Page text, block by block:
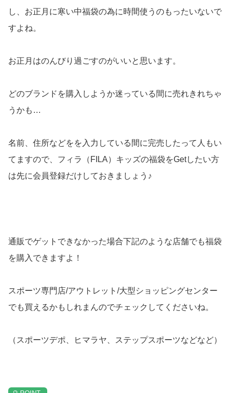
し、お正月に寒い中福袋の為に時間使うのもったいないで
すよね。
お正月はのんびり過ごすのがいいと思います。
どのブランドを購入しようか迷っている間に売れきれちゃ
うかも…
名前、住所などをを入力している間に完売したって人もい
てますので、フィラ（FILA）キッズの福袋をGetしたい方
は先に会員登録だけしておきましょう♪
通販でゲットできなかった場合下記のような店舗でも福袋
を購入できますよ！
スポーツ専門店/アウトレット/大型ショッピングセンター
でも買えるかもしれまんのでチェックしてくださいね。
（スポーツデポ、ヒマラヤ、ステップスポーツなどなど）